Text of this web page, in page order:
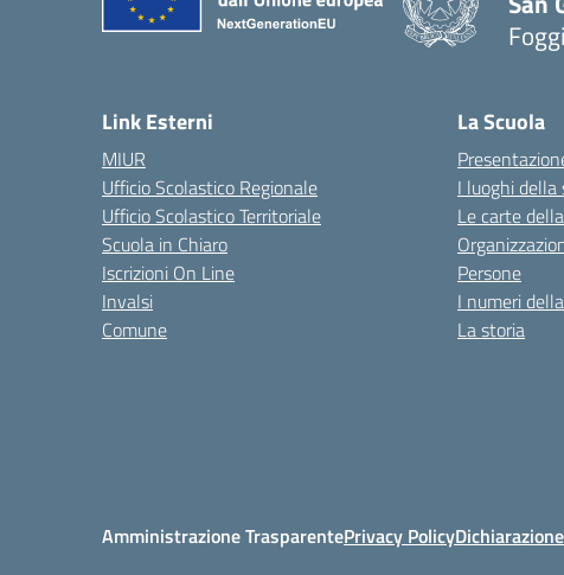
Link Esterni
MIUR
Ufficio Scolastico Regionale
Ufficio Scolastico Territoriale
Scuola in Chiaro
Iscrizioni On Line
Invalsi
Comune
La Scuola
I luoghi della
Le carte
Persone
I numeri
La storia
Amministrazione TrasparentePrivacy Policy